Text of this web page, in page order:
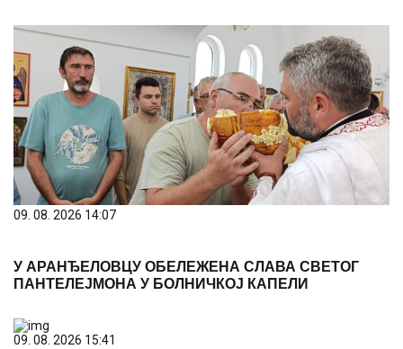
09. 08. 2026 14:07
У АРАНЂЕЛОВЦУ ОБЕЛЕЖЕНА СЛАВА СВЕТОГ
ПАНТЕЛЕЈМОНА У БОЛНИЧКОЈ КАПЕЛИ
09. 08. 2026 15:41